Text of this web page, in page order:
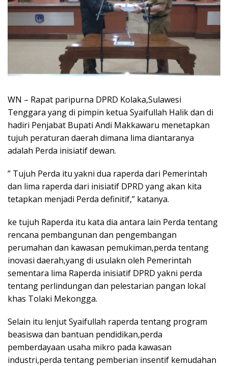
WN – Rapat paripurna DPRD Kolaka,Sulawesi
Tenggara yang di pimpin ketua Syaifullah Halik dan di
hadiri Penjabat Bupati Andi Makkawaru menetapkan
tujuh peraturan daerah dimana lima diantaranya
adalah Perda inisiatif dewan.
” Tujuh Perda itu yakni dua raperda dari Pemerintah
dan lima raperda dari inisiatif DPRD yang akan kita
tetapkan menjadi Perda definitif,” katanya.
ke tujuh Raperda itu kata dia antara lain Perda tentang
rencana pembangunan dan pengembangan
perumahan dan kawasan pemukiman,perda tentang
inovasi daerah,yang di usulakn oleh Pemerintah
sementara lima Raperda inisiatif DPRD yakni perda
tentang perlindungan dan pelestarian pangan lokal
khas Tolaki Mekongga.
Selain itu lenjut Syaifullah raperda tentang program
beasiswa dan bantuan pendidikan,perda
pemberdayaan usaha mikro pada kawasan
industri,perda tentang pemberian insentif kemudahan